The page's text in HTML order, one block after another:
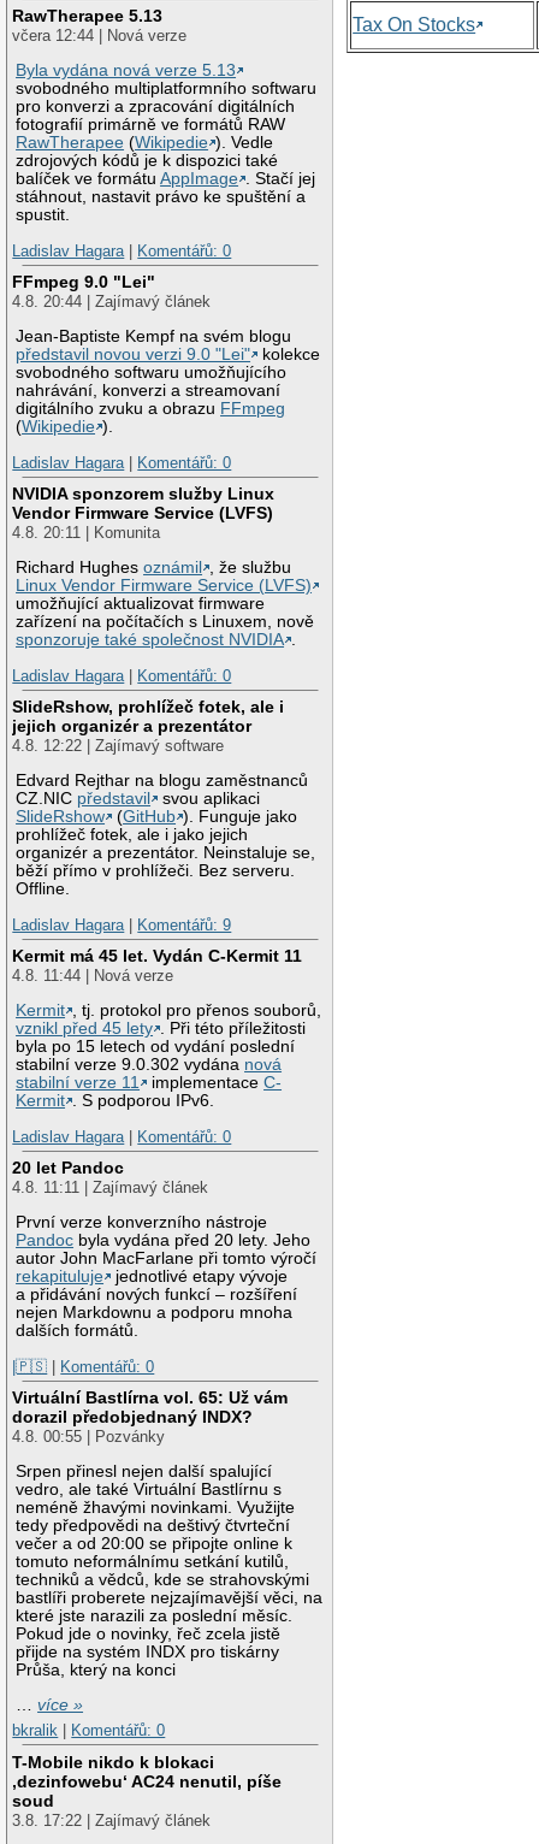
RawTherapee 5.13
včera 12:44 | Nová verze
Byla vydána nová verze 5.13
svobodného multiplatformního softwaru
pro konverzi a zpracování digitálních
fotografií primárně ve formátů RAW
RawTherapee (Wikipedie ). Vedle
zdrojových kódů je k dispozici také
balíček ve formátuAppImage . Stačí jej
stáhnout, nastavit právo ke spuštění a
spustit.
Ladislav Hagara
Komentářů: 0
FFmpeg 9.0 "Lei"
4.8. 20:44 | Zajímavý článek
Jean-Baptiste Kempf na svém blogu
představil novou verzi 9.0 "Lei"
kolekce
svobodného softwaru umožňujícího
nahrávání, konverzi a streamovaní
digitálního zvuku a obrazu FFmpeg
(Wikipedie ).
Ladislav Hagara
Komentářů: 0
NVIDIA sponzorem služby Linux
Vendor Firmware Service (LVFS)
4.8. 20:11 | Komunita
Richard Hughesoznámil
, že službu
Linux Vendor Firmware Service (LVFS)
umožňující aktualizovat firmware
zařízení na počítačích s Linuxem, nově
sponzoruje také společnost NVIDIA .
Ladislav Hagara | Komentářů: 0
SlideRshow, prohlížeč fotek, ale i
jejich organizér a prezentátor
4.8. 12:22 | Zajímavý software
Edvard Rejthar na blogu zaměstnanců
CZ.NIC představil
svou aplikaci
SlideRshow
(GitHub ). Funguje jako
prohlížeč fotek, ale i jako jejich
organizér a prezentátor. Neinstaluje se,
běží přímo v prohlížeči. Bez serveru.
Offline.
Ladislav Hagara | Komentářů: 9
Kermit má 45 let. Vydán C-Kermit 11
4.8. 11:44 | Nová verze
Kermit , tj. protokol pro přenos souborů,
vznikl před 45 lety . Při této příležitosti
byla po 15 letech od vydání poslední
stabilní verze 9.0.302 vydána nová
stabilní verze 11
implementaceC-
Kermit . S podporou IPv6.
Ladislav Hagara | Komentářů: 0
20 let Pandoc
4.8. 11:11 | Zajímavý článek
První verze konverzního nástroje
Pandoc byla vydána před 20 lety. Jeho
autor John MacFarlane při tomto výročí
rekapituluje
jednotlivé etapy vývoje
a přidávání nových funkcí – rozšíření
nejen Markdownu a podporu mnoha
dalších formátů.
|🇵🇸 | Komentářů: 0
Virtuální Bastlírna vol. 65: Už vám
dorazil předobjednaný INDX?
4.8. 00:55 | Pozvánky
Srpen přinesl nejen další spalující
vedro, ale také Virtuální Bastlírnu s
neméně žhavými novinkami. Využijte
tedy předpovědi na deštivý čtvrteční
večer a od 20:00 se připojte online k
tomuto neformálnímu setkání kutilů,
techniků a vědců, kde se strahovskými
bastlíři proberete nejzajímavější věci, na
které jste narazili za poslední měsíc.
Pokud jde o novinky, řeč zcela jistě
přijde na systém INDX pro tiskárny
Průša, který na konci
…více »
bkralik
Komentářů: 0
T-Mobile nikdo k blokaci
‚dezinfowebu‘ AC24 nenutil, píše
soud
3.8. 17:22 | Zajímavý článek
Tax On Stocks